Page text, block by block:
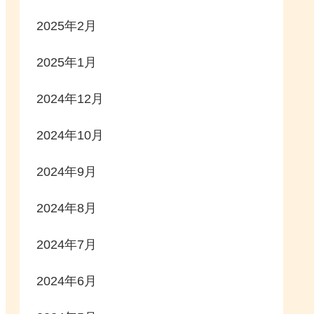
2025年2月
2025年1月
2024年12月
2024年10月
2024年9月
2024年8月
2024年7月
2024年6月